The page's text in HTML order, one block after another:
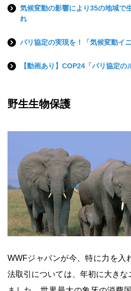
気候変動の影響により35の地域で
れ
パリ協定の実現を！「気候変動イ
【動画あり】COP24「パリ協定の
野生生物保護
WWFジャパンが今、特に力を入
法取引については、年初に大きな